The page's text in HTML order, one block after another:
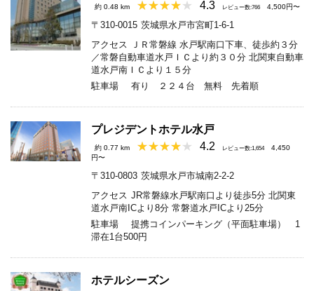
約 0.48 km 4.3 レビュー数:766 4,500円〜
〒310-0015 茨城県水戸市宮町1-6-1
アクセス
ＪＲ常磐線 水戸駅南口下車、徒歩約３分
／常磐自動車道水戸ＩＣより約３０分 北関東自動車
道水戸南ＩＣより１５分
駐車場
有り ２２４台 無料 先着順
プレジデントホテル水戸
約 0.77 km 4.2 レビュー数:1,654
4,450
円〜
〒310-0803 茨城県水戸市城南2-2-2
アクセス JR常磐線水戸駅南口より徒歩5分 北関東
道水戸南ICより8分 常磐道水戸ICより25分
駐車場
提携コインパーキング（平面駐車場） 1
滞在1台500円
ホテルシーズン